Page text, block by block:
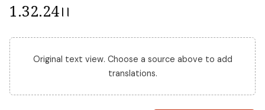
1.32.24।।
Original text view. Choose a source above to add
translations.